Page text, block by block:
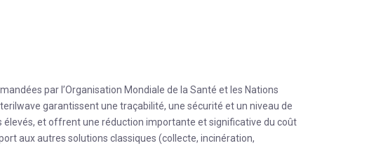
par l’Organisation Mondiale de la Santé et les Nations
garantissent une traçabilité, une sécurité et un niveau de
élevés, et offrent une réduction importante et significative du coût
aux autres solutions classiques (collecte, incinération,